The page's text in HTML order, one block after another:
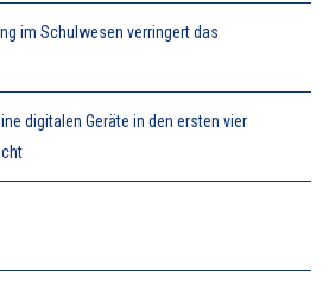
im Schulwesen verringert das
digitalen Geräte in den ersten vier